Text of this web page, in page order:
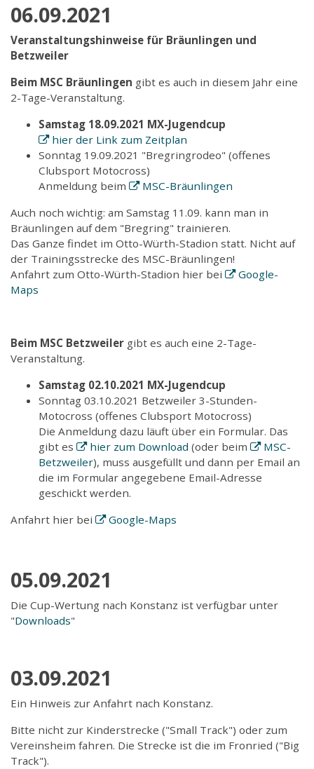
06.09.2021
Veranstaltungshinweise für Bräunlingen und
Betzweiler
Beim MSC Bräunlingen gibt es auch in diesem Jahr eine
2-Tage-Veranstaltung.
Samstag 18.09.2021 MX-Jugendcup
hier der Link zum Zeitplan
Sonntag 19.09.2021 "Bregringrodeo" (offenes
Clubsport Motocross)
Anmeldung beim
MSC-Bräunlingen
Auch noch wichtig: am Samstag 11.09. kann man in
Bräunlingen auf dem "Bregring" trainieren.
Das Ganze findet im Otto-Würth-Stadion statt. Nicht auf
der Trainingsstrecke des MSC-Bräunlingen!
Anfahrt zum Otto-Würth-Stadion hier bei
Google-
Maps
Beim MSC Betzweiler gibt es auch eine 2-Tage-
Veranstaltung.
Samstag 02.10.2021 MX-Jugendcup
Sonntag 03.10.2021 Betzweiler 3-Stunden-
Motocross (offenes Clubsport Motocross)
Die Anmeldung dazu läuft über ein Formular. Das
gibt es
hier zum Download (oder beim
MSC-
Betzweiler), muss ausgefüllt und dann per Email an
die im Formular angegebene Email-Adresse
geschickt werden.
Anfahrt hier bei
Google-Maps
05.09.2021
Die Cup-Wertung nach Konstanz ist verfügbar unter
"Downloads"
03.09.2021
Ein Hinweis zur Anfahrt nach Konstanz.
Bitte nicht zur Kinderstrecke ("Small Track") oder zum
Vereinsheim fahren. Die Strecke ist die im Fronried ("Big
Track").